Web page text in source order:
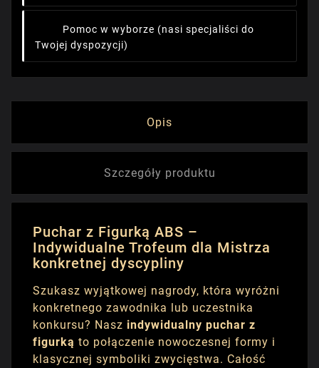
Pomoc w wyborze (nasi specjaliści do
Twojej dyspozycji)
Opis
Szczegóły produktu
Puchar z Figurką ABS –
Indywidualne Trofeum dla Mistrza
konkretnej dyscypliny
Szukasz wyjątkowej nagrody, która wyróżni
konkretnego zawodnika lub uczestnika
konkursu? Nasz indywidualny puchar z
figurką to połączenie nowoczesnej formy i
klasycznej symboliki zwycięstwa. Całość